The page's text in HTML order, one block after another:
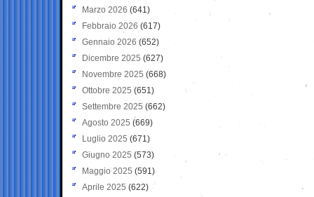
Marzo 2026 (641)
Febbraio 2026 (617)
Gennaio 2026 (652)
Dicembre 2025 (627)
Novembre 2025 (668)
Ottobre 2025 (651)
Settembre 2025 (662)
Agosto 2025 (669)
Luglio 2025 (671)
Giugno 2025 (573)
Maggio 2025 (591)
Aprile 2025 (622)